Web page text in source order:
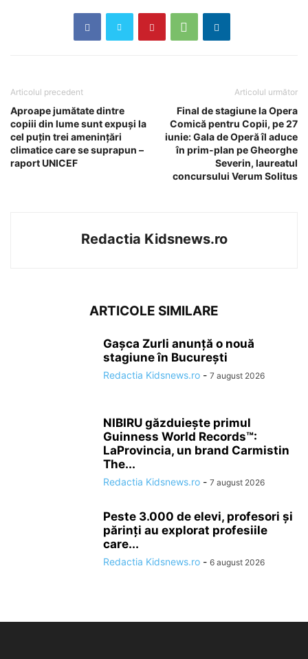
Articolul precedent
Aproape jumătate dintre
copiii din lume sunt expuși la
cel puțin trei amenințări
climatice care se suprapun –
raport UNICEF
Articolul următor
Final de stagiune la Opera
Comică pentru Copii, pe 27
iunie: Gala de Operă îl aduce
în prim-plan pe Gheorghe
Severin, laureatul
concursului Verum Solitus
Redactia Kidsnews.ro
ARTICOLE SIMILARE
Gașca Zurli anunță o nouă
stagiune în București
Redactia Kidsnews.ro - 7 august 2026
NIBIRU găzduiește primul
Guinness World Records™️:
LaProvincia, un brand Carmistin
The...
Redactia Kidsnews.ro - 7 august 2026
Peste 3.000 de elevi, profesori și
părinți au explorat profesiile
care...
Redactia Kidsnews.ro - 6 august 2026